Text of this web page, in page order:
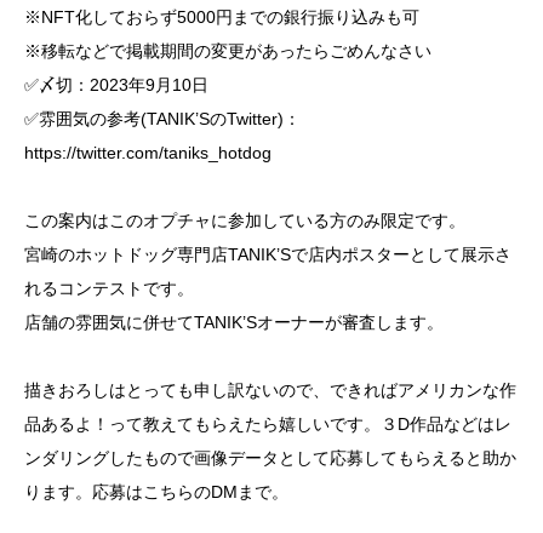
※NFT化しておらず5000円までの銀行振り込みも可
※移転などで掲載期間の変更があったらごめんなさい
✅〆切：2023年9月10日
✅雰囲気の参考(TANIK’SのTwitter)：
https://twitter.com/taniks_hotdog
この案内はこのオプチャに参加している方のみ限定です。
宮崎のホットドッグ専門店TANIK’Sで店内ポスターとして展示さ
れるコンテストです。
店舗の雰囲気に併せてTANIK’Sオーナーが審査します。
描きおろしはとっても申し訳ないので、できればアメリカンな作
品あるよ！って教えてもらえたら嬉しいです。３D作品などはレ
ンダリングしたもので画像データとして応募してもらえると助か
ります。応募はこちらのDMまで。